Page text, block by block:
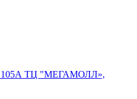
105А ТЦ "МЕГАМОЛЛ»,